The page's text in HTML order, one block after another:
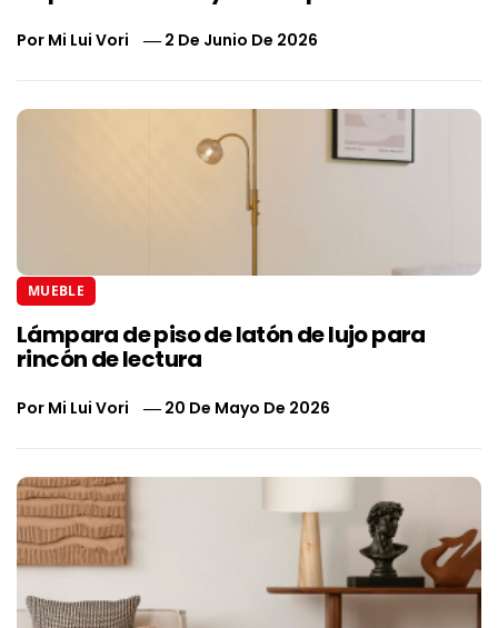
Por Mi Lui Vori 2 De Junio De 2026
MUEBLE
Lámpara de piso de latón de lujo para
rincón de lectura
Por Mi Lui Vori 20 De Mayo De 2026